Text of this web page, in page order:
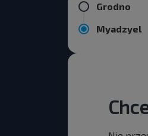
Grodno
Myadzyel